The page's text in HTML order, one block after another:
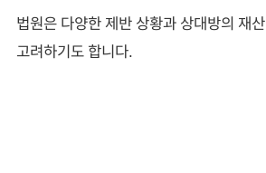
법원은 다양한 제반 상황과 상대방의 재
고려하기도 합니다.